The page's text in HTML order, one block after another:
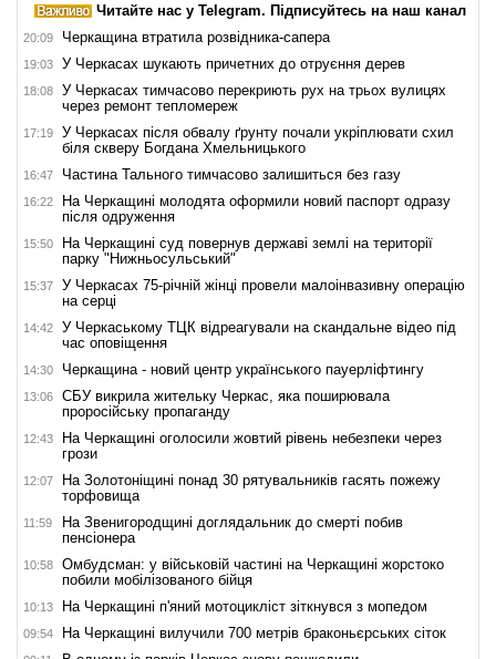
Читайте нас у Telegram. Підписуйтесь на наш канал
20:09 Черкащина втратила розвідника-сапера
19:03 У Черкасах шукають причетних до отруєння дерев
18:08
У Черкасах тимчасово перекриють рух на трьох вулицях
через ремонт тепломереж
17:19
У Черкасах після обвалу ґрунту почали укріплювати схил
біля скверу Богдана Хмельницького
16:47 Частина Тального тимчасово залишиться без газу
16:22
На Черкащині молодята оформили новий паспорт одразу
після одруження
15:50
На Черкащині суд повернув державі землі на території
парку "Нижньосульський"
15:37
У Черкасах 75-річній жінці провели малоінвазивну операцію
на серці
14:42
У Черкаському ТЦК відреагували на скандальне відео під
час оповіщення
14:30 Черкащина - новий центр українського пауерліфтингу
13:06
СБУ викрила жительку Черкас, яка поширювала
проросійську пропаганду
12:43
На Черкащині оголосили жовтий рівень небезпеки через
грози
12:07
На Золотоніщині понад 30 рятувальників гасять пожежу
торфовища
11:59
На Звенигородщині доглядальник до смерті побив
пенсіонера
10:58
Омбудсман: у військовій частині на Черкащині жорстоко
побили мобілізованого бійця
10:13 На Черкащині п'яний мотоцикліст зіткнувся з мопедом
09:54 На Черкащині вилучили 700 метрів браконьєрських сіток